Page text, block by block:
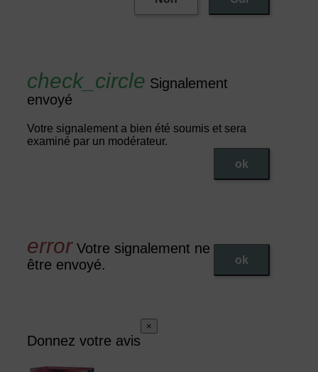
Signalement
envoyé
Votre signalement a bien été soumis et sera
examiné par un modérateur.
ok
Votre signalement ne peut pas
être envoyé.
ok
Donnez votre avis
×